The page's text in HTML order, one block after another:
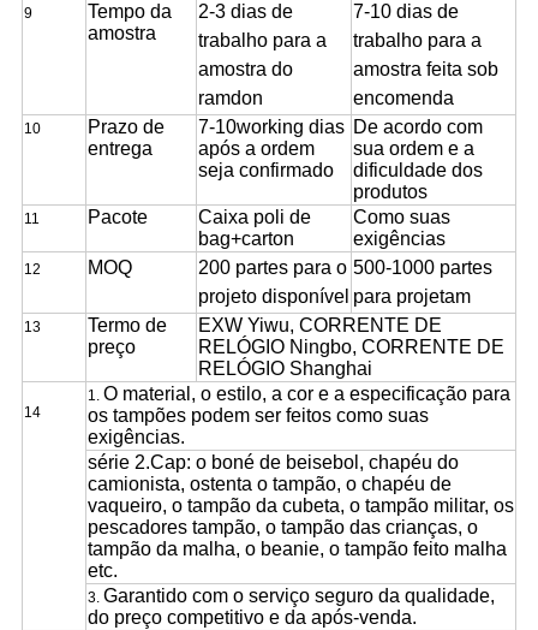
9
Tempo da
amostra
2-3 dias de
trabalho para a
amostra do
ramdon
7-10 dias de
trabalho para a
amostra feita sob
encomenda
10
Prazo de
entrega
7-10working dias
após a ordem
seja confirmado
De acordo com
sua ordem e a
dificuldade dos
produtos
11 Pacote
Caixa poli de
bag+carton
Como suas
exigências
12 MOQ
200 partes para o
projeto disponível
500-1000 partes
para projetam
13
Termo de
preço
EXW Yiwu, CORRENTE DE
RELÓGIO Ningbo, CORRENTE DE
RELÓGIO Shanghai
14
1. O material, o estilo, a cor e a especificação para
os tampões podem ser feitos como suas
exigências.
série 2.Cap: o boné de beisebol, chapéu do
camionista, ostenta o tampão, o chapéu de
vaqueiro, o tampão da cubeta, o tampão militar, os
pescadores tampão, o tampão das crianças, o
tampão da malha, o beanie, o tampão feito malha
etc.
3. Garantido com o serviço seguro da qualidade,
do preço competitivo e da após-venda.